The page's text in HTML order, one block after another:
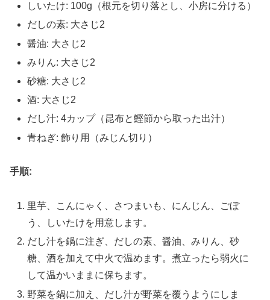
しいたけ: 100g（根元を切り落とし、小房に分ける）
だしの素: 大さじ2
醤油: 大さじ2
みりん: 大さじ2
砂糖: 大さじ2
酒: 大さじ2
だし汁: 4カップ（昆布と鰹節から取った出汁）
青ねぎ: 飾り用（みじん切り）
手順:
里芋、こんにゃく、さつまいも、にんじん、ごぼ
う、しいたけを用意します。
だし汁を鍋に注ぎ、だしの素、醤油、みりん、砂
糖、酒を加えて中火で温めます。煮立ったら弱火に
して温かいままに保ちます。
野菜を鍋に加え、だし汁が野菜を覆うようにしま